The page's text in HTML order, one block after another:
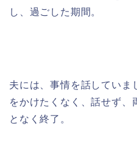
し、過ごした期間。
夫には、事情を話していま
をかけたくなく、話せず、
となく終了。